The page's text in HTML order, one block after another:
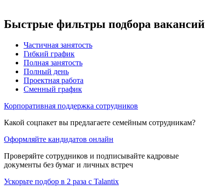
Быстрые фильтры подбора вакансий
Частичная занятость
Гибкий график
Полная занятость
Полный день
Проектная работа
Сменный график
Корпоративная поддержка сотрудников
Какой соцпакет вы предлагаете семейным сотрудникам?
Оформляйте кандидатов онлайн
Проверяйте сотрудников и подписывайте кадровые
документы без бумаг и личных встреч
Ускорьте подбор в 2 раза с Talantix